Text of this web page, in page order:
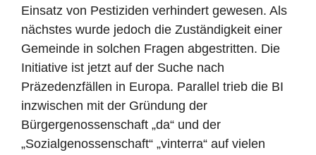
Einsatz von Pestiziden verhindert gewesen. Als
nächstes wurde jedoch die Zuständigkeit einer
Gemeinde in solchen Fragen abgestritten. Die
Initiative ist jetzt auf der Suche nach
Präzedenzfällen in Europa. Parallel trieb die BI
inzwischen mit der Gründung der
Bürgergenossenschaft „da“ und der
„Sozialgenossenschaft“ „vinterra“ auf vielen